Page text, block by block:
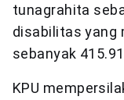
tunagrahita
disabilitas yang
sebanyak
KPU